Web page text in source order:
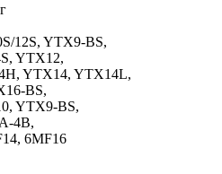
12S, YTX9-BS,
YTX12,
YTX14, YTX14L,
BS,
YTX9-BS,
4B,
6MF16